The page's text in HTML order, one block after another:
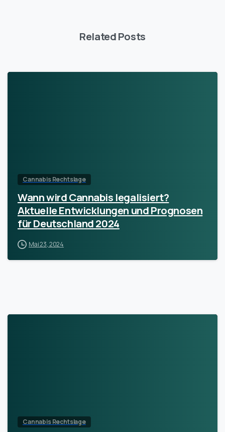
Related Posts
Cannabis Rechtslage
Wann wird Cannabis legalisiert?
Aktuelle Entwicklungen und Prognosen
für Deutschland 2024
Mai 23, 2024
Cannabis Rechtslage